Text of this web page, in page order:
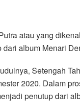
atau yang
dari album Menari
Setengah
2020. Dalam
penutup dari